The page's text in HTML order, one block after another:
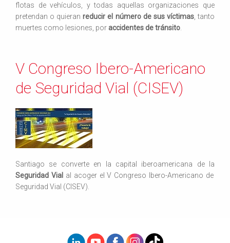
flotas de vehículos, y todas aquellas organizaciones que
pretendan o quieranreducir el número de sus víctimas, tanto
muertes como lesiones, poraccidentes de tránsito
V Congreso Ibero-Americano
de Seguridad Vial (CISEV)
Santiago se converte en la capital iberoamericana de la
Seguridad Vial al acoger el V Congreso Ibero-Americano de
Seguridad Vial (CISEV).